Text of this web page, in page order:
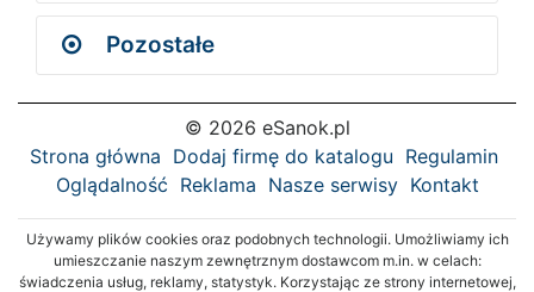
Pozostałe
© 2026 eSanok.pl
Strona główna Dodaj firmę do katalogu Regulamin
Oglądalność Reklama Nasze serwisy Kontakt
Używamy plików cookies oraz podobnych technologii. Umożliwiamy ich
umieszczanie naszym zewnętrznym dostawcom m.in. w celach:
świadczenia usług, reklamy, statystyk. Korzystając ze strony internetowej,